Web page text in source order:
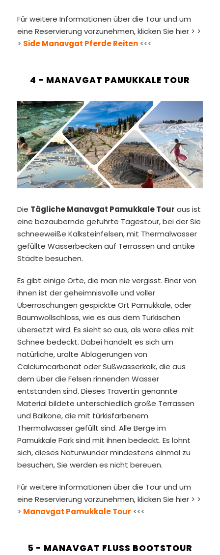
Für weitere Informationen über die Tour und um
eine Reservierung vorzunehmen, klicken Sie hier > >
> Side Manavgat Pferde Reiten <<<
4 - MANAVGAT PAMUKKALE TOUR
Die Tägliche Manavgat Pamukkale Tour aus ist
eine bezaubernde geführte Tagestour, bei der Sie
schneeweiße Kalksteinfelsen, mit Thermalwasser
gefüllte Wasserbecken auf Terrassen und antike
Städte besuchen.
Es gibt einige Orte, die man nie vergisst. Einer von
ihnen ist der geheimnisvolle und voller
Überraschungen gespickte Ort Pamukkale, oder
Baumwollschloss, wie es aus dem Türkischen
übersetzt wird. Es sieht so aus, als wäre alles mit
Schnee bedeckt. Dabei handelt es sich um
natürliche, uralte Ablagerungen von
Calciumcarbonat oder Süßwasserkalk, die aus
dem über die Felsen rinnenden Wasser
entstanden sind. Dieses Travertin genannte
Material bildete unterschiedlich große Terrassen
und Balkone, die mit türkisfarbenem
Thermalwasser gefüllt sind. Alle Berge im
Pamukkale Park sind mit ihnen bedeckt. Es lohnt
sich, dieses Naturwunder mindestens einmal zu
besuchen, Sie werden es nicht bereuen.
Für weitere Informationen über die Tour und um
eine Reservierung vorzunehmen, klicken Sie hier > >
> Manavgat Pamukkale Tour <<<
5 - MANAVGAT FLUSS BOOTSTOUR